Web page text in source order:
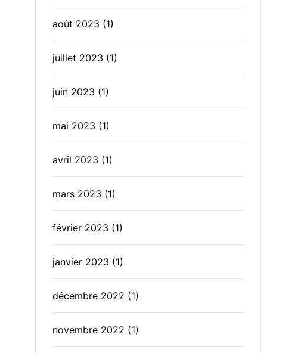
août 2023 (1)
juillet 2023 (1)
juin 2023 (1)
mai 2023 (1)
avril 2023 (1)
mars 2023 (1)
février 2023 (1)
janvier 2023 (1)
décembre 2022 (1)
novembre 2022 (1)